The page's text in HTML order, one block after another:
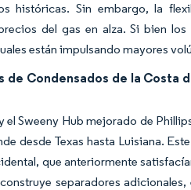
históricas. Sin embargo, la
del gas en alza. Si bien
están impulsando mayores
Condensados de la Costa
Sweeny Hub mejorado de
desde Texas hasta Luisiana.
que anteriormente
separadores